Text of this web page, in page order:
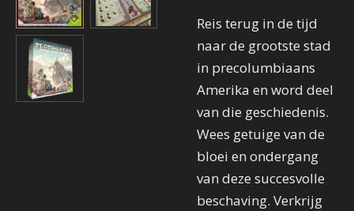
Reis terug in de tijd
naar de grootste stad
in precolumbiaans
Amerika en word deel
van die geschiedenis.
Wees getuige van de
bloei en ondergang
van deze succesvolle
beschaving. Verkrijg